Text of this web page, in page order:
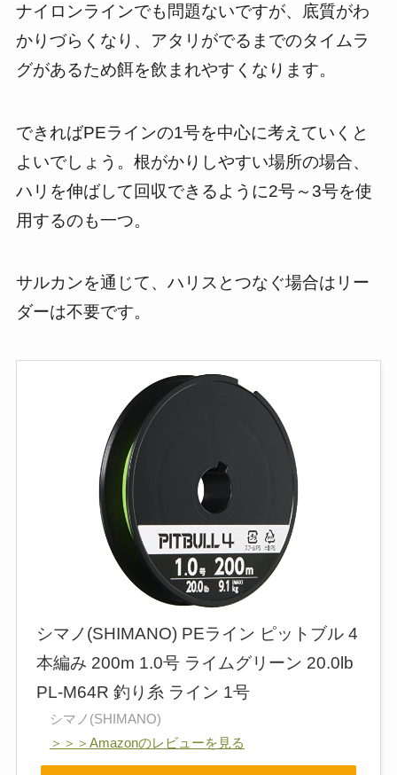
ナイロンラインでも問題ないですが、底質がわ
かりづらくなり、アタリがでるまでのタイムラ
グがあるため餌を飲まれやすくなります。
できればPEラインの1号を中心に考えていくと
よいでしょう。根がかりしやすい場所の場合、
ハリを伸ばして回収できるように2号～3号を使
用するのも一つ。
サルカンを通じて、ハリスとつなぐ場合はリー
ダーは不要です。
シマノ(SHIMANO) PEライン ピットブル 4
本編み 200m 1.0号 ライムグリーン 20.0lb
PL-M64R 釣り糸 ライン 1号
シマノ(SHIMANO)
＞＞＞Amazonのレビューを見る